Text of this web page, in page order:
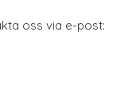
oss via e-post: